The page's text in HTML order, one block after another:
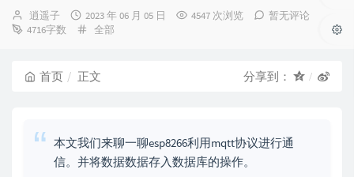
博
主：
逍遥子
发
布
2023 年 06 月 05 日 4547 次浏览
暂无评论
4716字数
分
全部
首页 正文 分享到：
本文我们来聊一聊esp8266利用mqtt协议进行通
信。并将数据数据存入数据库的操作。